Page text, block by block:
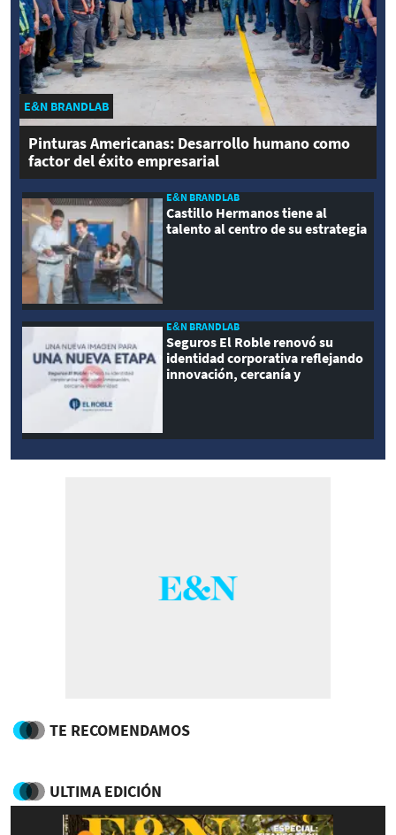
E&N BRANDLAB
Pinturas Americanas: Desarrollo humano como
factor del éxito empresarial
E&N BRANDLAB
Castillo Hermanos tiene al
talento al centro de su estrategia
E&N BRANDLAB
Seguros El Roble renovó su
identidad corporativa reflejando
innovación, cercanía y
TE RECOMENDAMOS
ULTIMA EDICIÓN